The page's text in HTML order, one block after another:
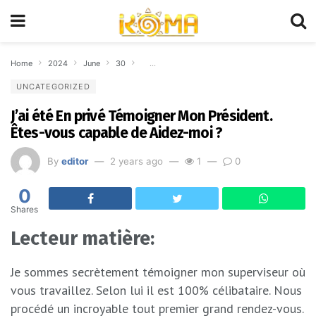
Home 2024 June 30 J’ai été En privé Témoigner Mon Président.
UNCATEGORIZED
J’ai été En privé Témoigner Mon Président.
Êtes-vous capable de Aidez-moi ?
By editor 2 years ago 1 0
0
Shares
Lecteur matière:
Je sommes secrètement témoigner mon superviseur où
vous travaillez. Selon lui il est 100% célibataire. Nous
procédé un incroyable tout premier grand rendez-vous.